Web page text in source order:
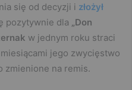
się od decyzji i złożył
pozytywnie dla
„Don
w jednym roku straci
jego zwycięstwo
zmienione na remis.